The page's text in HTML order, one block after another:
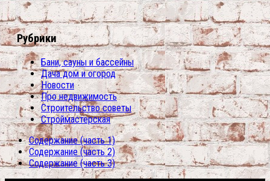
Рубрики
Бани, сауны и бассейны
Дача дом и огород
Новости
Про недвижимость
Строительство советы
Строймастерская
Содержание (часть 1)
Содержание (часть 2)
Содержание (часть 3)